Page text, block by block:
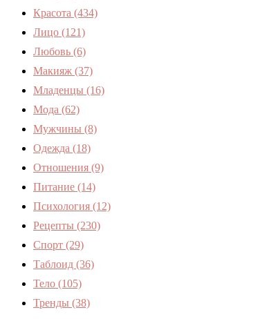
Красота (434)
Лицо (121)
Любовь (6)
Макияж (37)
Младенцы (16)
Мода (62)
Мужчины (8)
Одежда (18)
Отношения (9)
Питание (14)
Психология (12)
Рецепты (230)
Спорт (29)
Таблоид (36)
Тело (105)
Тренды (38)